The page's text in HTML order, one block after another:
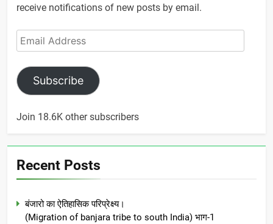
receive notifications of new posts by email.
Email
Address
Subscribe
Join 18.6K other subscribers
Recent Posts
बंजारो का ऐतिहासिक परिप्रेक्ष्य।
(Migration of banjara tribe to south India) भाग-1